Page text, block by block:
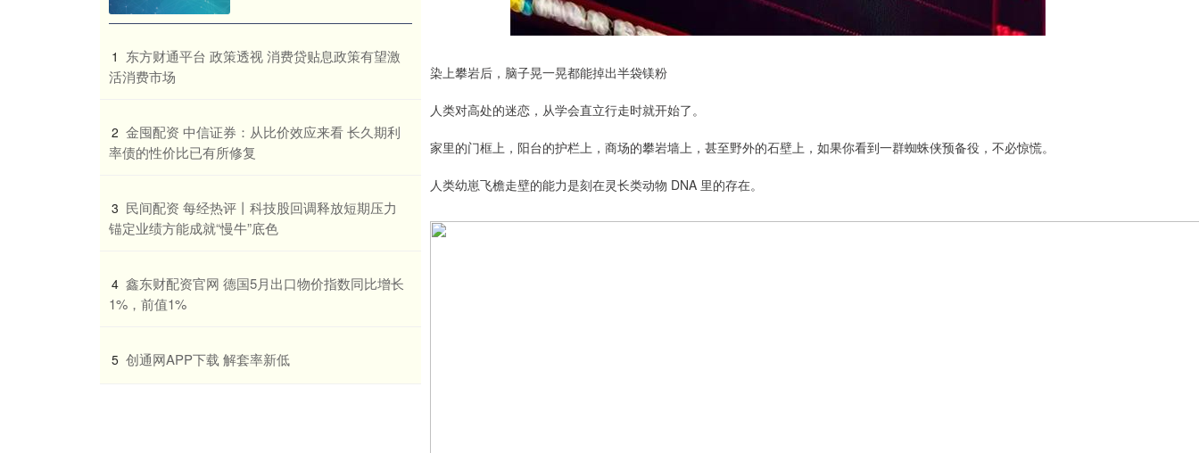
染上攀岩后，脑子晃一晃都能掉出半袋镁粉
人类对高处的迷恋，从学会直立行走时就开始了。
家里的门框上，阳台的护栏上，商场的攀岩墙上，甚至野外的石壁上，如果你看到一群蜘蛛侠预备役，不必惊慌。
人类幼崽飞檐走壁的能力是刻在灵长类动物 DNA 里的存在。
1 ​东方财通平台 政策透视 消费贷贴息政策有望激
活消费市场
2 ​金囤配资 中信证券：从比价效应来看 长久期利
率债的性价比已有所修复
3 ​民间配资 每经热评丨科技股回调释放短期压力
锚定业绩方能成就“慢牛”底色
4 ​鑫东财配资官网 德国5月出口物价指数同比增长
1%，前值1%
5 ​创通网APP下载 解套率新低